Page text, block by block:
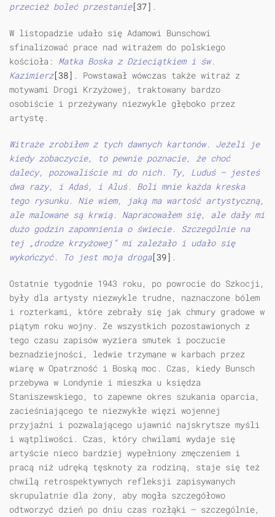
przecież boleć przestanie[37] .
W listopadzie udało się Adamowi Bunschowi
sfinalizować prace nad witrażem do polskiego
kościoła: Matka Boska z Dzieciątkiem i św.
Kazimierz[38] . Powstawał wówczas także witraż z
motywami Drogi Krzyżowej, traktowany bardzo
osobiście i przeżywany niezwykle głęboko przez
artystę.
Witraże zrobiłem z tych dawnych kartonów. Jeżeli je
kiedy zobaczycie, to pewnie poznacie, że choć
dalecy, pozowaliście mi do nich. Ty, Luduś — jesteś
dwa razy, i Adaś, i Aluś. Boli mnie każda kreska
tego rysunku. Nie wiem, jaką ma wartość artystyczną,
ale malowane są krwią. Napracowałem się, ale dały mi
dużo godzin zapomnienia o świecie. Szczególnie na
tej „drodze krzyżowej” mi zależało i udało się
wykończyć. To jest moja droga[39] .
Ostatnie tygodnie 1943 roku, po powrocie do Szkocji,
były dla artysty niezwykle trudne, naznaczone bólem
i rozterkami, które zebrały się jak chmury gradowe w
piątym roku wojny. Ze wszystkich pozostawionych z
tego czasu zapisów wyziera smutek i poczucie
beznadziejności, ledwie trzymane w karbach przez
wiarę w Opatrzność i Boską moc. Czas, kiedy Bunsch
przebywa w Londynie i mieszka u księdza
Staniszewskiego, to zapewne okres szukania oparcia,
zacieśniającego te niezwykłe więzi wojennej
przyjaźni i pozwalającego ujawnić najskrytsze myśli
i wątpliwości. Czas, który chwilami wydaje się
artyście nieco bardziej wypełniony zmęczeniem i
pracą niż udręką tęsknoty za rodziną, staje się też
chwilą retrospektywnych refleksji zapisywanych
skrupulatnie dla żony, aby mogła szczegółowo
odtworzyć dzień po dniu czas rozłąki — szczególnie,